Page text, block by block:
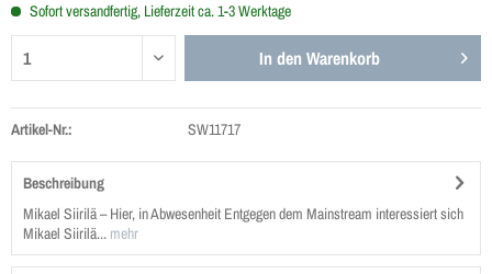
Sofort versandfertig, Lieferzeit ca. 1-3 Werktage
In den Warenkorb
Artikel-Nr.: SW11717
Beschreibung
Mikael Siirilä – Hier, in Abwesenheit Entgegen dem Mainstream interessiert sich
Mikael Siirilä... mehr